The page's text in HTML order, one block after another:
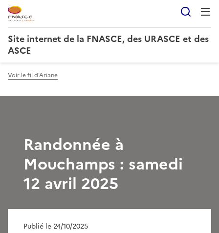
Site internet de la FNASCE, des URASCE et des
ASCE
Voir le fil d'Ariane
Randonnée à
Mouchamps : samedi
12 avril 2025
Publié le 24/10/2025